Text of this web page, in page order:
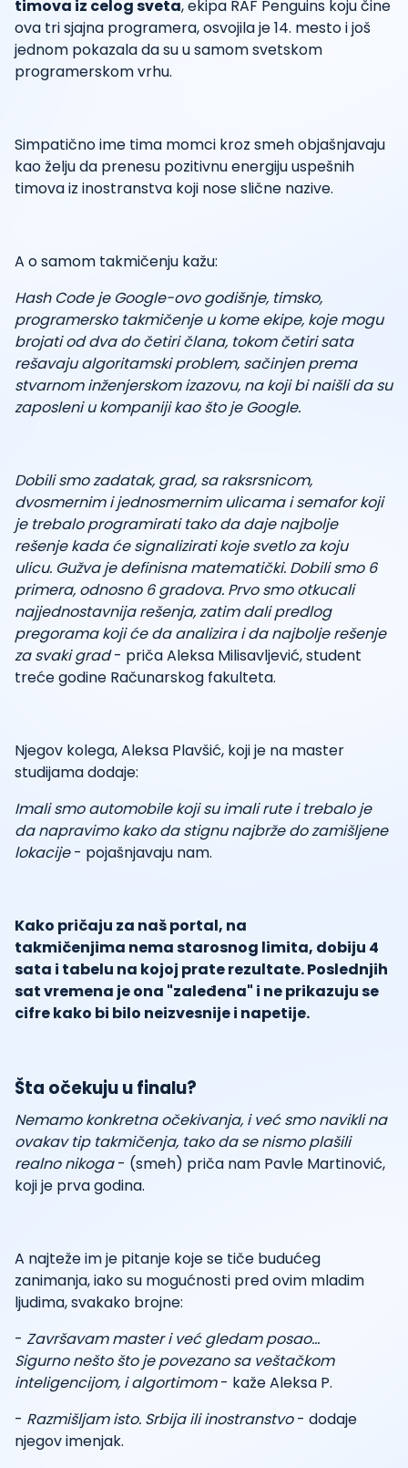
timova iz celog sveta, ekipa RAF Penguins koju čine
ova tri sjajna programera, osvojila je 14. mesto i još
jednom pokazala da su u samom svetskom
programerskom vrhu.
Simpatično ime tima momci kroz smeh objašnjavaju
kao želju da prenesu pozitivnu energiju uspešnih
timova iz inostranstva koji nose slične nazive.
A o samom takmičenju kažu:
Hash Code je Google-ovo godišnje, timsko,
programersko takmičenje u kome ekipe, koje mogu
brojati od dva do četiri člana, tokom četiri sata
rešavaju algoritamski problem, sačinjen prema
stvarnom inženjerskom izazovu, na koji bi naišli da su
zaposleni u kompaniji kao što je Google.
Dobili smo zadatak, grad, sa raksrsnicom,
dvosmernim i jednosmernim ulicama i semafor koji
je trebalo programirati tako da daje najbolje
rešenje kada će signalizirati koje svetlo za koju
ulicu. Gužva je definisna matematički. Dobili smo 6
primera, odnosno 6 gradova. Prvo smo otkucali
najjednostavnija rešenja, zatim dali predlog
pregorama koji će da analizira i da najbolje rešenje
za svaki grad- priča Aleksa Milisavljević, student
treće godine Računarskog fakulteta.
Njegov kolega, Aleksa Plavšić, koji je na master
studijama dodaje:
Imali smo automobile koji su imali rute i trebalo je
da napravimo kako da stignu najbrže do zamišljene
lokacije- pojašnjavaju nam.
Kako pričaju za naš portal, na
takmičenjima nema starosnog limita, dobiju 4
sata i tabelu na kojoj prate rezultate. Poslednjih
sat vremena je ona "zaleđena" i ne prikazuju se
cifre kako bi bilo neizvesnije i napetije.
Šta očekuju u finalu?
Nemamo konkretna očekivanja, i već smo navikli na
ovakav tip takmičenja, tako da se nismo plašili
realno nikoga- (smeh) priča nam Pavle Martinović,
koji je prva godina.
A najteže im je pitanje koje se tiče budućeg
zanimanja, iako su mogućnosti pred ovim mladim
ljudima, svakako brojne:
- Završavam master i već gledam posao...
Sigurno nešto što je povezano sa veštačkom
inteligencijom, i algortimom- kaže Aleksa P.
- Razmišljam isto. Srbija ili inostranstvo- dodaje
njegov imenjak.